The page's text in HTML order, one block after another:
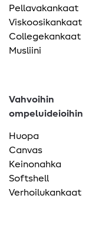
Pellavakankaat
Viskoosikankaat
Collegekankaat
Musliini
Vahvoihin
ompeluideioihin
Huopa
Canvas
Keinonahka
Softshell
Verhoilukankaat